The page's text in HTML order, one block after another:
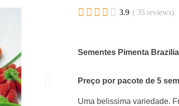
     3.9 ( 35 reviews)
Sementes Pimenta
Preço por pacote de 5
Uma belissima variedade.